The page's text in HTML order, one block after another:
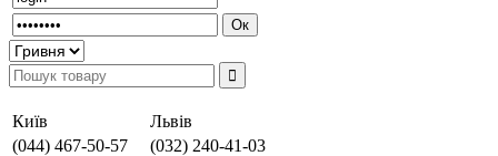
Київ
Львів
(044) 467-50-57
(032) 240-41-03